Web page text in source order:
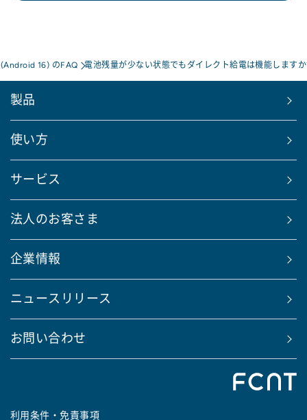
16) のFAQ 電池残量が少ない状態でもダイレクト給電は機能します
製品
使い方
サービス
法人のお客さま
企業情報
ニュースリリース
お問い合わせ
利用条件・免責事項